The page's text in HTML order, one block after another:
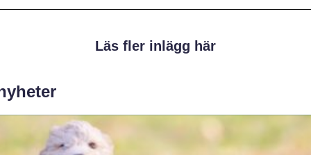
Läs fler inlägg här